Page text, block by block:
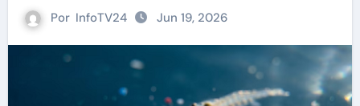
Por InfoTV24 Jun 19, 2026